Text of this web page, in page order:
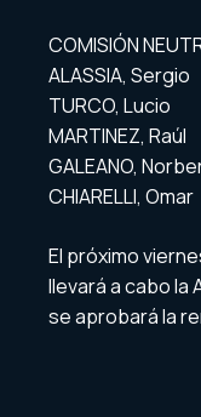
COMISIÓN
ALASSIA, Sergio
TURCO, Lucio
MARTINEZ, Raúl
GALEANO,
CHIARELLI, Omar
El próximo
llevará a cabo la
se aprobará la